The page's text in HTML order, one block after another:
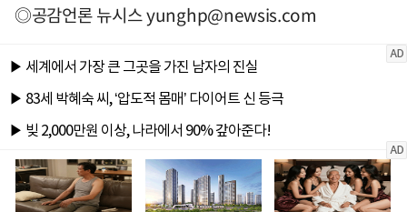
◎공감언론 뉴시스yunghp@newsis.com